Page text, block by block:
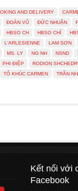
AND DELIVERY
ĐOÀN VŨ ĐỨC NHUẬN
HBSO CH HBSO CHỈ
L'ARLESIENNE
LAM SƠN
MS. LY NG NH NSND
PHI ĐIỆP
RODION
TỔ KHÚC CARMEN
TRẦN
Kết nối với
Facebook